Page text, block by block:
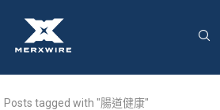
Posts tagged with "腸道健康"